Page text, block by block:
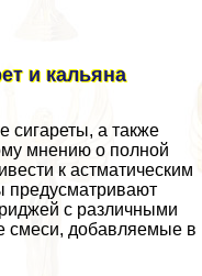
и кальяна
сигареты, а также
мнению о полной
к астматическим
предусматривают
с различными
смеси, добавляемые в